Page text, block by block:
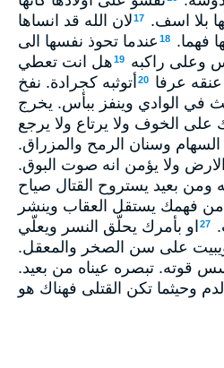
بلا اسف.
17لان الله قد انساها
فهما.
18 عندما تحوذ نفسها الى
وعلى راكبه
19هل انت تعطي
عرفا
20 أتوثبه كجرادة. نفخ
في الوادي وينفز ببأس. يخرج
الخوف ولا يرتاع ولا يرجع
وسنان الرمح والمزراق.
ولا يؤمن انه صوت البوق.
ومن بعيد يستروح القتال صياح
أمن فهمك يستقل العقاب وينشر
27 او بأمرك يحلّق النسر ويعلّي
على سن الصخر والمعقل.
قوته. تبصره عيناه من بعيد.
وحيثما تكن القتلى فهناك هو